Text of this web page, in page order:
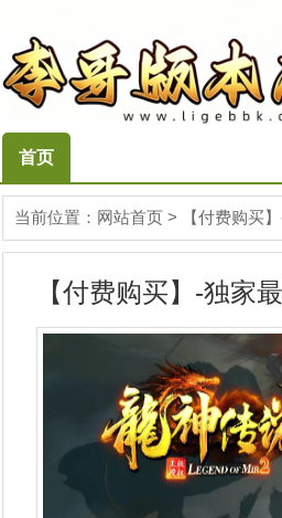
首页
当前位置： 网站首页 > 【付费购买
【付费购买】-独家